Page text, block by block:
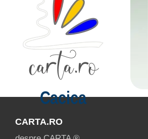
Cacica
CARTA.RO